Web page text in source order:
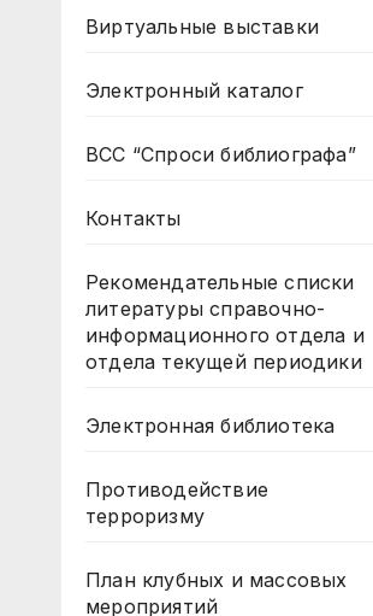
Виртуальные выставки
Электронный каталог
ВСС “Спроси библиографа”
Контакты
Рекомендательные списки
литературы справочно-
информационного отдела и
отдела текущей периодики
Электронная библиотека
Противодействие
терроризму
План клубных и массовых
мероприятий